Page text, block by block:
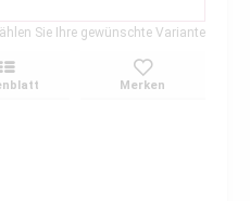
Sie Ihre gewünschte Variante
Merken